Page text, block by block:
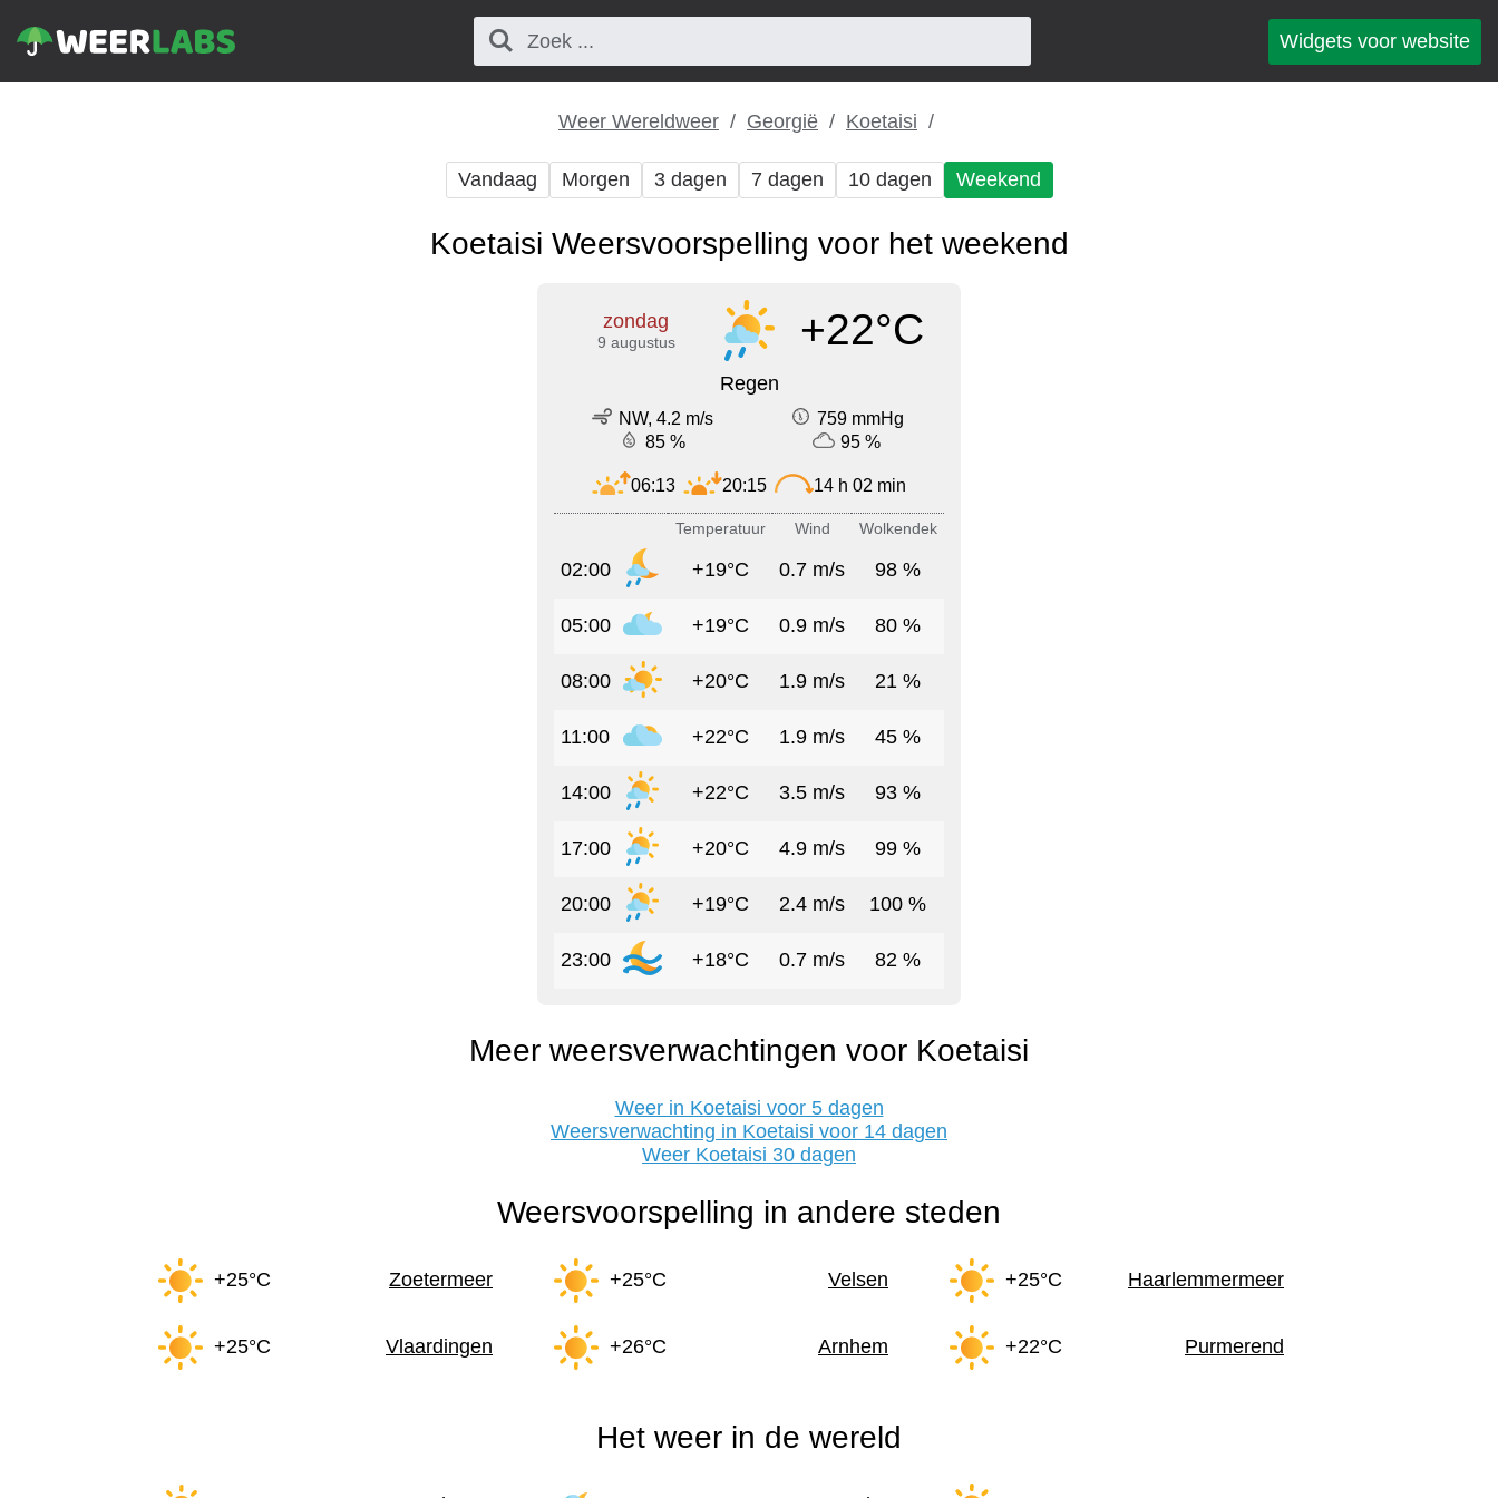
Widgets voor website
Weer Wereldweer Georgië Koetaisi
Vandaag Morgen 3 dagen 7 dagen 10 dagen Weekend
Koetaisi Weersvoorspelling voor het weekend
zondag
9 augustus +22°C
Regen
NW, 4.2 m/s
759 mmHg
85 %
95 %
06:13 20:15 14 h 02 min
Temperatuur Wind Wolkendek
02:00 +19°C 0.7 m/s 98 %
05:00 +19°C 0.9 m/s 80 %
08:00 +20°C 1.9 m/s 21 %
11:00 +22°C 1.9 m/s 45 %
14:00 +22°C 3.5 m/s 93 %
17:00 +20°C 4.9 m/s 99 %
20:00 +19°C 2.4 m/s 100 %
23:00 +18°C 0.7 m/s 82 %
Meer weersverwachtingen voor Koetaisi
Weer in Koetaisi voor 5 dagen
Weersverwachting in Koetaisi voor 14 dagen
Weer Koetaisi 30 dagen
Weersvoorspelling in andere steden
+25°C Zoetermeer +25°C Velsen +25°C Haarlemmermeer
+25°C Vlaardingen +26°C Arnhem +22°C Purmerend
Het weer in de wereld